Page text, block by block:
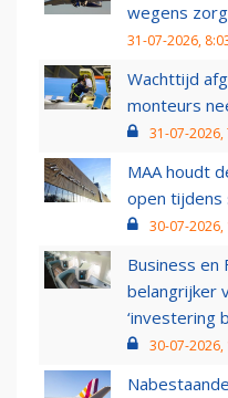
wegens
31-07-2026,
Wachttijd
monteurs
31-07-2026,
MAA houdt
open tijdens
30-07-2026,
Business en
belangrijker
‘investering
30-07-2026,